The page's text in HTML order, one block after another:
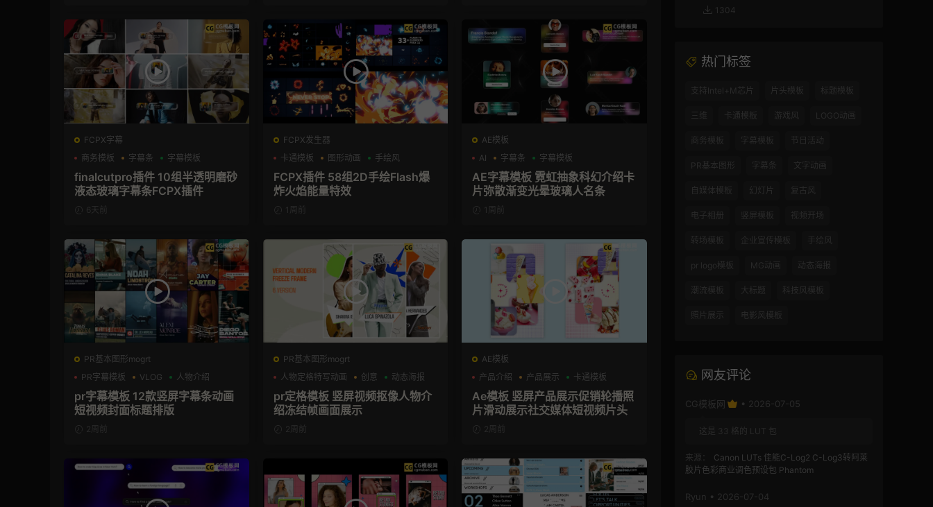
FCPX字幕
商务模板
字幕条 字幕模板
finalcutpro插件 10组半透明磨砂
液态玻璃字幕条FCPX插件
6天前
FCPX发生器
卡通模板
图形动画 手绘风
FCPX插件 58组2D手绘Flash爆
炸火焰能量特效
1周前
AE模板
AI
字幕条 字幕模板
AE字幕模板 霓虹抽象科幻介绍卡
片弥散渐变光晕玻璃人名条
1周前
PR基本图形mogrt
PR字幕模板
VLOG 人物介绍
pr字幕模板 12款竖屏字幕条动画
短视频封面标题排版
2周前
PR基本图形mogrt
人物定格特写动画
创意 动态海报
pr定格模板 竖屏视频抠像人物介
绍冻结帧画面展示
2周前
AE模板
产品介绍
产品展示 卡通模板
Ae模板 竖屏产品展示促销轮播照
片滑动展示社交媒体短视频片头
2周前
1304
热门标签
支持Intel+M芯片 片头模板 标题模板
三维 卡通模板 游戏风 LOGO动画
商务模板 字幕模板 节日活动
PR基本图形 字幕条 文字动画
自媒体模板 幻灯片 复古风
电子相册 竖屏模板 视频开场
转场模板 企业宣传模板 手绘风
pr logo模板 MG动画 动态海报
潮流模板 大标题 科技风模板
照片展示 电影风模板
网友评论
CG模板网 • 2026-07-05
这是 33 格的 LUT 包
来源：
Canon LUTs 佳能C-Log2 C-Log3转阿莱
胶片色彩商业调色预设包 Phantom
Ryun • 2026-07-04